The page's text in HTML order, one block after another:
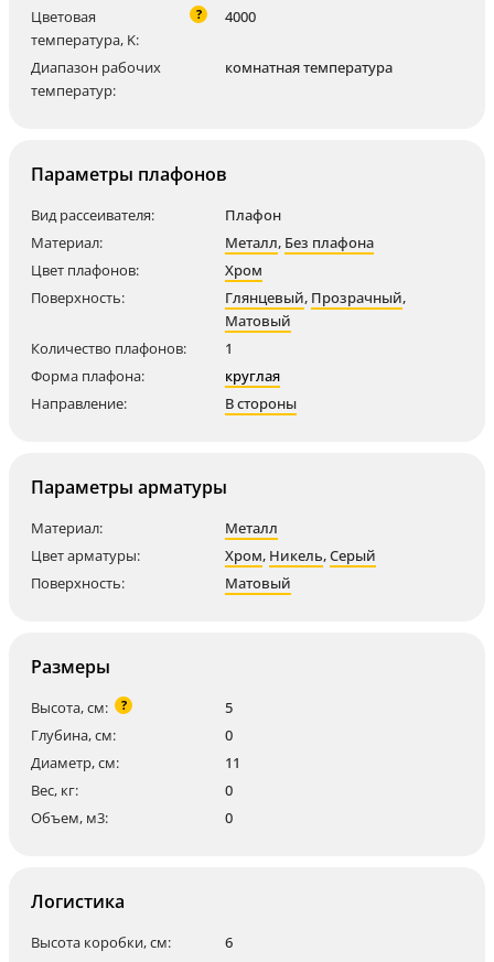
Цветовая
температура, K:
? 4000
Диапазон рабочих
температур:
комнатная температура
Параметры плафонов
Вид рассеивателя:
Плафон
Материал:
Металл, Без плафона
Цвет плафонов:
Хром
Поверхность:
Глянцевый, Прозрачный,
Матовый
Количество плафонов:
1
Форма плафона:
круглая
Направление:
В стороны
Параметры арматуры
Материал:
Металл
Цвет арматуры:
Хром, Никель,Серый
Поверхность:
Матовый
Размеры
Высота, см: ?
5
Глубина, см:
0
Диаметр, см:
11
Вес, кг:
0
Объем, м3:
0
Логистика
Высота коробки, см:
6